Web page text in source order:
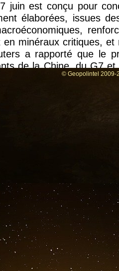
juin est conçu pour
élaborées, issues
en minéraux critiques,
a rapporté que le
de la Chine, du G7 et
sur les
envisagé lorsqu’elle a
des États-Unis et
ultérieures de
de chocs
font des ravages
concernant
le regain des pressions
formelles et les
© Geopolintel 2009-